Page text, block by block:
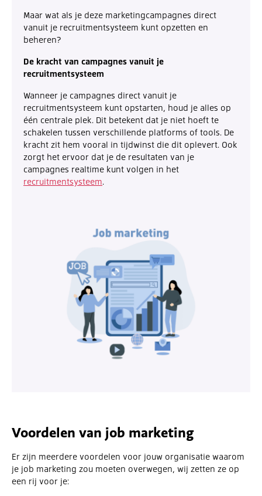
Maar wat als je deze marketingcampagnes direct
vanuit je recruitmentsysteem kunt opzetten en
beheren?
De kracht van campagnes vanuit je
recruitmentsysteem
Wanneer je campagnes direct vanuit je
recruitmentsysteem kunt opstarten, houd je alles op
één centrale plek. Dit betekent dat je niet hoeft te
schakelen tussen verschillende platforms of tools. De
kracht zit hem vooral in tijdwinst die dit oplevert. Ook
zorgt het ervoor dat je de resultaten van je
campagnes realtime kunt volgen in het
recruitmentsysteem.
Voordelen van job marketing
Er zijn meerdere voordelen voor jouw organisatie waarom
je job marketing zou moeten overwegen, wij zetten ze op
een rij voor je: